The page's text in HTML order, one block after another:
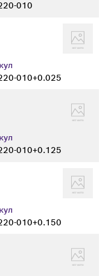
010
010+0.025
010+0.125
010+0.150